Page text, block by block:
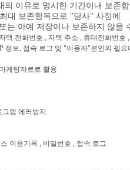
의 이유로 명시한 기간이내 보존
대 보존항목으로 "당사" 사정에
는 아예 저장이나 보존하지 않을
택 전화번호 , 자택 주소 , 휴대전화번호
, 접속 로그 및 "이용자"본인의 필요
케팅자료로 활용
램 에러방지
이용기록 , 비밀번호 , 접속 로그